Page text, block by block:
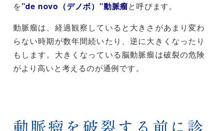
を”de novo（デノボ）”動脈瘤と呼びます。
動脈瘤は、経過観察していると大きさがあまり変わ
らない時期が数年間続いたり、逆に大きくなったり
もします。大きくなっている脳動脈瘤は破裂の危険
がより高いと考えるのが通例です。
動脈瘤を破裂する前に診